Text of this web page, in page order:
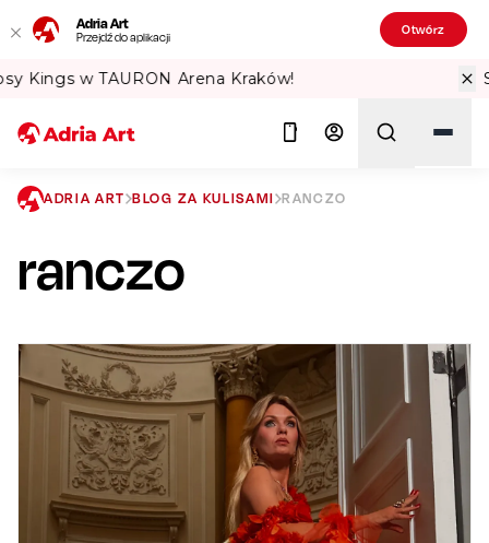
Adria Art
Przejdź do aplikacji Otwórz
Sprawdź Teatralne Lato w PKiN! 🏛️
ADRIA ART BLOG ZA KULISAMI RANCZO
ranczo